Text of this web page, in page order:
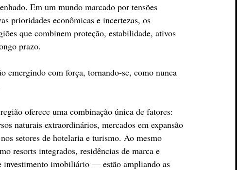
Em um mundo marcado por tensões
prioridades econômicas e incertezas, os
que combinem proteção, estabilidade, ativos
prazo.
emergindo com força, tornando-se, como nunca
oferece uma combinação única de fatores:
naturais extraordinários, mercados em expansão
setores de hotelaria e turismo. Ao mesmo
resorts integrados, residências de marca e
investimento imobiliário — estão ampliando as